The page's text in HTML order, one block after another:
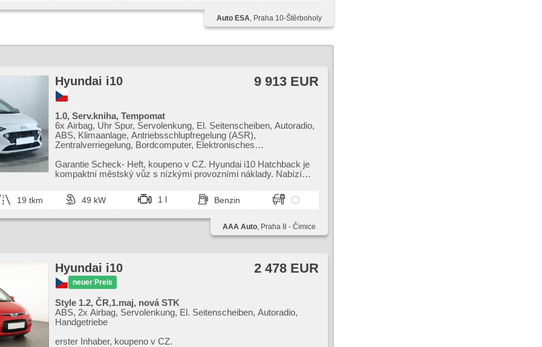
Auto ESA, Praha 10-Štěrboholy
Hyundai i10 9 913 EUR
1.0, Serv.kniha, Tempomat
6x Airbag, Uhr Spur, Servolenkung, El. Seitenscheiben, Autoradio,
ABS, Klimaanlage, Antriebsschlupfregelung (ASR),
Zentralverriegelung, Bordcomputer, Elektronisches
USB, Handgetriebe
Garantie Scheck​- Heft,​ koupeno v CZ. Hyundai i10 Hatchback je
kompaktní městský vůz s nízkými provozními náklady. Nabízí
19 tkm 49 kW 1 l Benzin
AAA Auto, Praha 8 - Čimice
Hyundai i10
neuer Preis
2 478 EUR
Style 1.2, ČR,1.maj, nová STK
ABS, 2x Airbag, Servolenkung, El. Seitenscheiben, Autoradio,
Handgetriebe
erster Inhaber,​ koupeno v CZ.